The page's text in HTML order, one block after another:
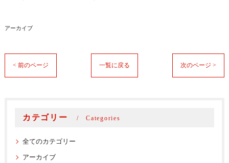
アーカイブ
< 前のページ 一覧に戻る 次のページ >
カテゴリー Categories
全てのカテゴリー
アーカイブ